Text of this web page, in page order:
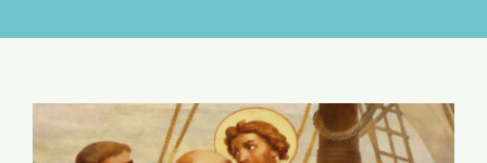
Aktion